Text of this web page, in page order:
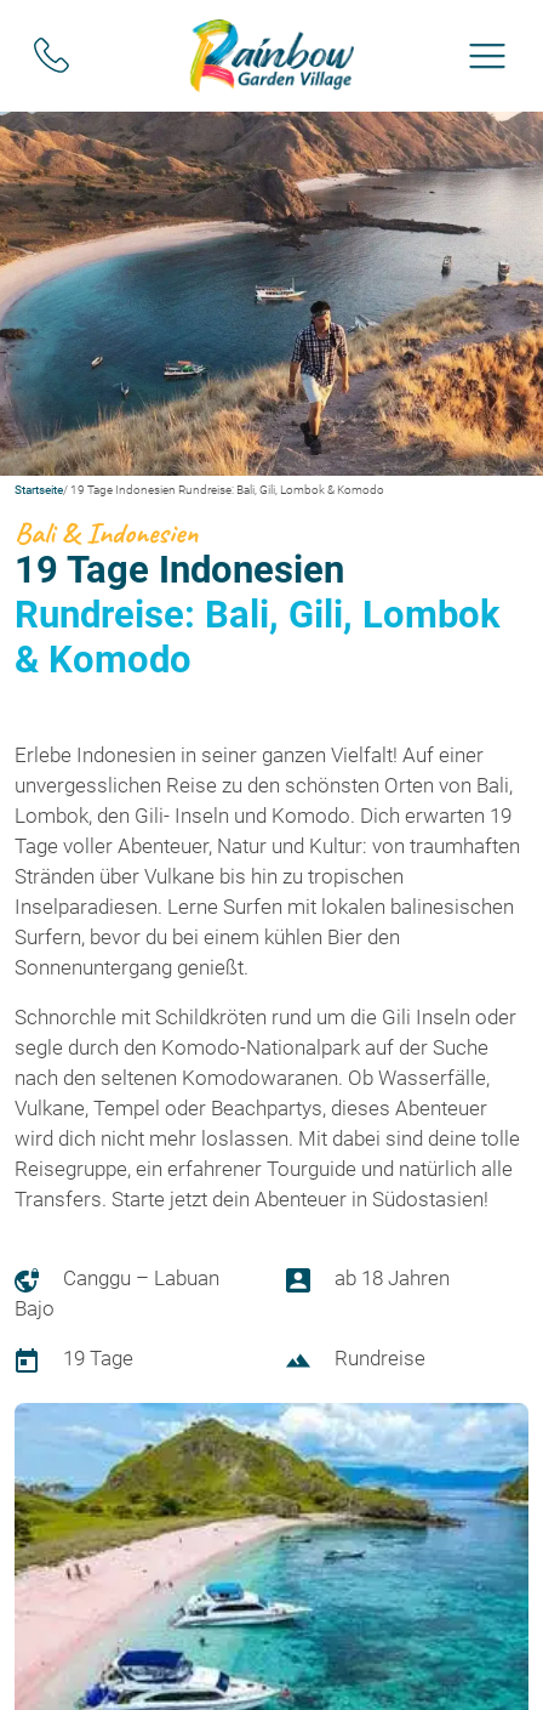
Startseite/ 19 Tage Indonesien Rundreise: Bali, Gili, Lombok & Komodo
Bali & Indonesien
19 Tage Indonesien
Rundreise: Bali, Gili, Lombok
& Komodo
Erlebe Indonesien in seiner ganzen Vielfalt! Auf einer
unvergesslichen Reise zu den schönsten Orten von Bali,
Lombok, den Gili- Inseln und Komodo. Dich erwarten 19
Tage voller Abenteuer, Natur und Kultur: von traumhaften
Stränden über Vulkane bis hin zu tropischen
Inselparadiesen. Lerne Surfen mit lokalen balinesischen
Surfern, bevor du bei einem kühlen Bier den
Sonnenuntergang genießt.
Schnorchle mit Schildkröten rund um die Gili Inseln oder
segle durch den Komodo-Nationalpark auf der Suche
nach den seltenen Komodowaranen. Ob Wasserfälle,
Vulkane, Tempel oder Beachpartys, dieses Abenteuer
wird dich nicht mehr loslassen. Mit dabei sind deine tolle
Reisegruppe, ein erfahrener Tourguide und natürlich alle
Transfers. Starte jetzt dein Abenteuer in Südostasien!
Canggu – Labuan
Bajo
ab 18 Jahren
19 Tage Rundreise